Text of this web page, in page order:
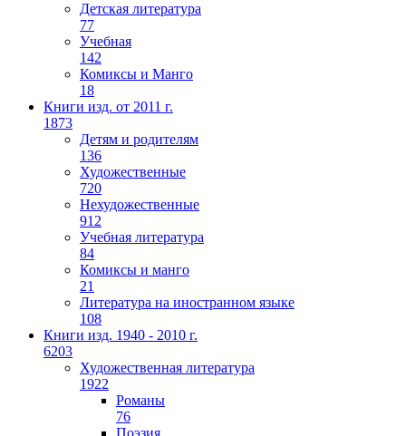
Детская литература
77
Учебная
142
Комиксы и Манго
18
Книги изд. от 2011 г.
1873
Детям и родителям
136
Художественные
720
Нехудожественные
912
Учебная литература
84
Комиксы и манго
21
Литература на иностранном языке
108
Книги изд. 1940 - 2010 г.
6203
Художественная литература
1922
Романы
76
Поэзия